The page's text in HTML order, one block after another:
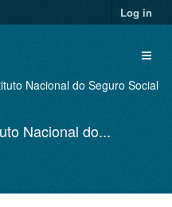
Log in
Nacional do...